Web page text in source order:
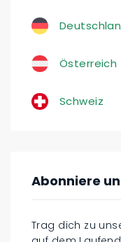
Österreich
Schweiz
Abonniere
Trag dich zu